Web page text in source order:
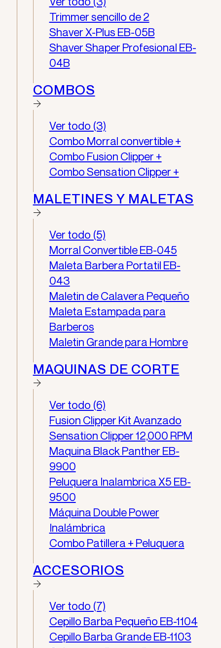
Trimmer sencillo de 2
Shaver X-Plus EB-05B
Shaver Shaper Profesional EB-
04B
COMBOS
Ver todo (3)
Combo Morral convertible +
Combo Fusion Clipper +
Combo Sensation Clipper +
MALETINES Y MALETAS
Ver todo (5)
Morral Convertible EB-045
Maleta Barbera Portatil EB-
043
Maletin de Calavera Pequeño
Maleta Estampada para
Barberos
Maletin Grande para Hombre
MAQUINAS DE CORTE
Ver todo (6)
Fusion Clipper Kit Avanzado
Sensation Clipper 12,000 RPM
Maquina Black Panther EB-
9900
Peluquera Inalambrica X5​ EB-
9500
Máquina Double Power
Inalámbrica
Combo Patillera + Peluquera
ACCESORIOS
Ver todo (7)
Cepillo Barba Pequeño EB-1104
Cepillo Barba Grande EB-1103